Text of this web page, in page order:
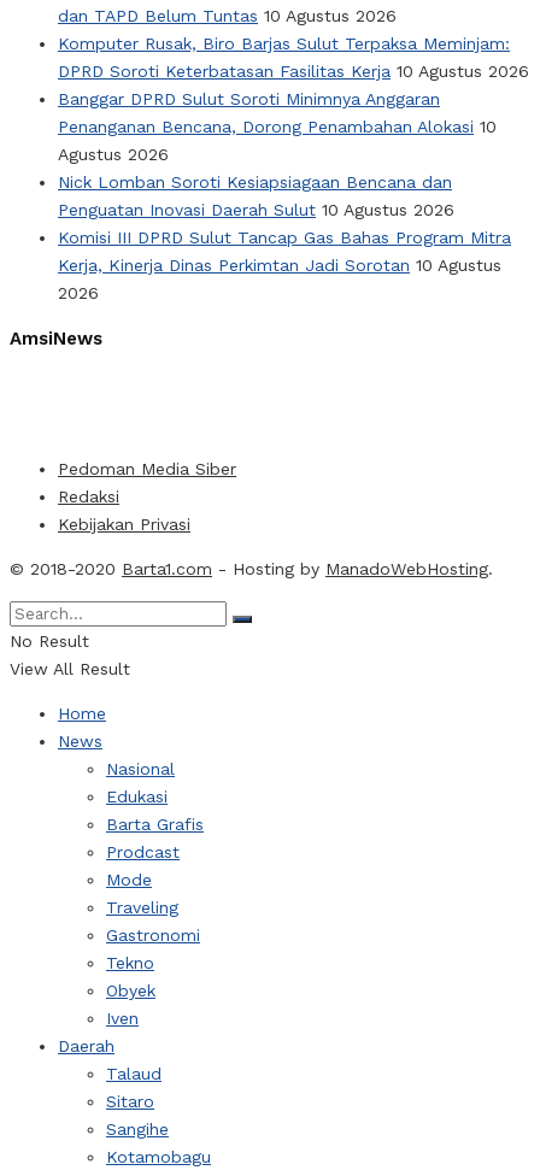
dan TAPD Belum Tuntas 10 Agustus 2026
Komputer Rusak, Biro Barjas Sulut Terpaksa Meminjam:
DPRD Soroti Keterbatasan Fasilitas Kerja 10 Agustus 2026
Banggar DPRD Sulut Soroti Minimnya Anggaran
Penanganan Bencana, Dorong Penambahan Alokasi 10
Agustus 2026
Nick Lomban Soroti Kesiapsiagaan Bencana dan
Penguatan Inovasi Daerah Sulut 10 Agustus 2026
Komisi III DPRD Sulut Tancap Gas Bahas Program Mitra
Kerja, Kinerja Dinas Perkimtan Jadi Sorotan 10 Agustus
2026
AmsiNews
Pedoman Media Siber
Redaksi
Kebijakan Privasi
© 2018-2020 Barta1.com - Hosting by ManadoWebHosting.
No Result
View All Result
Home
News
Nasional
Edukasi
Barta Grafis
Prodcast
Mode
Traveling
Gastronomi
Tekno
Obyek
Iven
Daerah
Talaud
Sitaro
Sangihe
Kotamobagu